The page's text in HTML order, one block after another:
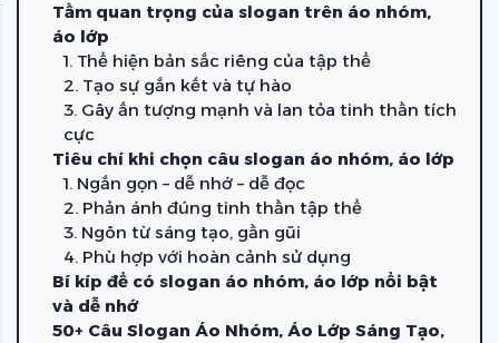
Tầm quan trọng của slogan trên áo nhóm,
áo lớp
1. Thể hiện bản sắc riêng của tập thể
2. Tạo sự gắn kết và tự hào
3. Gây ấn tượng mạnh và lan tỏa tinh thần tích
cực
Tiêu chí khi chọn câu slogan áo nhóm, áo lớp
1. Ngắn gọn – dễ nhớ – dễ đọc
2. Phản ánh đúng tinh thần tập thể
3. Ngôn từ sáng tạo, gần gũi
4. Phù hợp với hoàn cảnh sử dụng
Bí kíp để có slogan áo nhóm, áo lớp nổi bật
và dễ nhớ
50+ Câu Slogan Áo Nhóm, Áo Lớp Sáng Tạo,